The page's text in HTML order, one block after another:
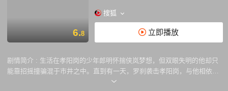
6.8
搜狐
立即播放
剧情简介 : 生活在孝阳岗的少年郎明怀揣侠岚梦想，但双眼失明的他却只
能靠招摇撞骗混于市井之中。直到有一天，罗刹袭击孝阳岗，与他相依为
命的母亲突然失踪，郎明迫不得已踏上了找寻真相之路。一波未平一波又